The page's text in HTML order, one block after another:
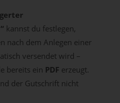
kannst du festlegen,
nach dem Anlegen einer
versendet wird –
bereits ein PDF erzeugt.
der Gutschrift nicht